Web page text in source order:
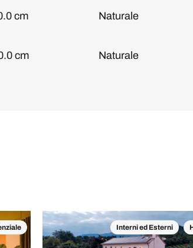
cm Naturale
cm Naturale
Interni ed Esterni